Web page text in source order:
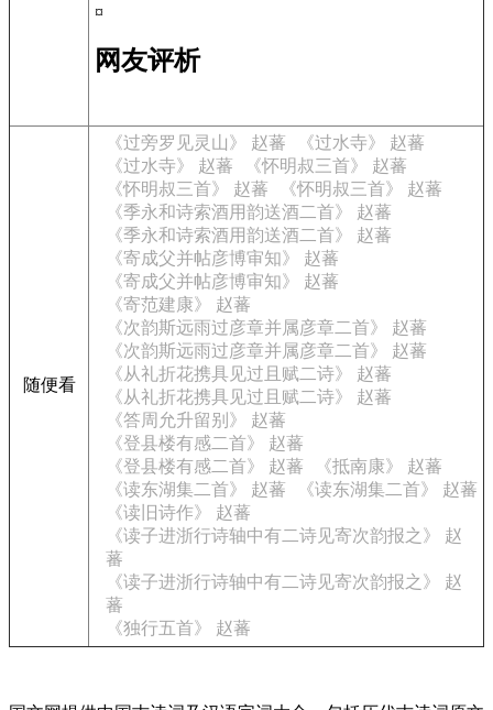
¤
网友评析
随便看
《过旁罗见灵山》 赵蕃
《过水寺》 赵蕃
《过水寺》 赵蕃
《怀明叔三首》 赵蕃
《怀明叔三首》 赵蕃
《怀明叔三首》 赵蕃
《季永和诗索酒用韵送酒二首》 赵蕃
《季永和诗索酒用韵送酒二首》 赵蕃
《寄成父并帖彦博审知》 赵蕃
《寄成父并帖彦博审知》 赵蕃
《寄范建康》 赵蕃
《次韵斯远雨过彦章并属彦章二首》 赵蕃
《次韵斯远雨过彦章并属彦章二首》 赵蕃
《从礼折花携具见过且赋二诗》 赵蕃
《从礼折花携具见过且赋二诗》 赵蕃
《答周允升留别》 赵蕃
《登县楼有感二首》 赵蕃
《登县楼有感二首》 赵蕃
《抵南康》 赵蕃
《读东湖集二首》 赵蕃
《读东湖集二首》 赵蕃
《读旧诗作》 赵蕃
《读子进浙行诗轴中有二诗见寄次韵报之》 赵
蕃
《读子进浙行诗轴中有二诗见寄次韵报之》 赵
蕃
《独行五首》 赵蕃